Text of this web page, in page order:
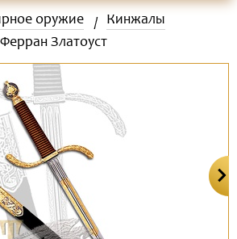
оружие
Кинжалы
Златоуст